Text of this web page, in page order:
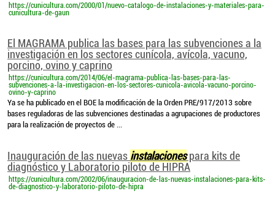
https://cunicultura.com/2000/01/nuevo-catalogo-de-instalaciones-y-materiales-para-
cunicultura-de-gaun
El MAGRAMA publica las bases para las subvenciones a la
investigación en los sectores cunícola, avícola, vacuno,
porcino, ovino y caprino
https://cunicultura.com/2014/06/el-magrama-publica-las-bases-para-las-
subvenciones-a-la-investigacion-en-los-sectores-cunicola-avicola-vacuno-porcino-
ovino-y-caprino
Ya se ha publicado en el BOE la modificación de la Orden PRE/917/2013 sobre
bases reguladoras de las subvenciones destinadas a agrupaciones de productores
para la realización de proyectos de ...
Inauguración de las nuevas instalacionespara kits de
diagnóstico y Laboratorio piloto de HIPRA
https://cunicultura.com/2002/06/inauguracion-de-las-nuevas-instalaciones-para-kits-
de-diagnostico-y-laboratorio-piloto-de-hipra